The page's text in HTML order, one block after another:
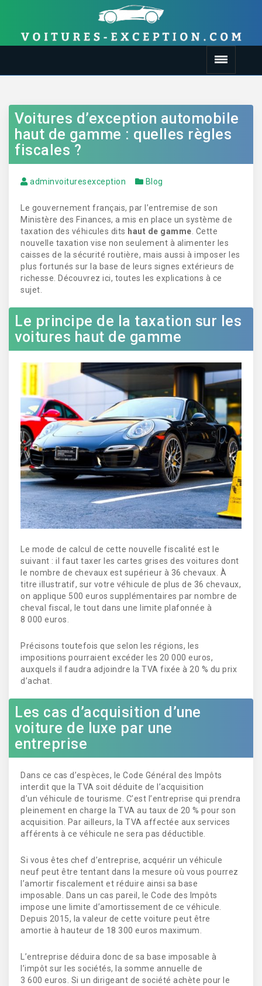
Voitures d’exception automobile
haut de gamme : quelles règles
fiscales ?
adminvoituresexception Blog
Le gouvernement français, par l’entremise de son
Ministère des Finances, a mis en place un système de
taxation des véhicules dits haut de gamme. Cette
nouvelle taxation vise non seulement à alimenter les
caisses de la sécurité routière, mais aussi à imposer les
plus fortunés sur la base de leurs signes extérieurs de
richesse. Découvrez ici, toutes les explications à ce
sujet.
Le principe de la taxation sur les
voitures haut de gamme
Le mode de calcul de cette nouvelle fiscalité est le
suivant : il faut taxer les cartes grises des voitures dont
le nombre de chevaux est supérieur à 36 chevaux. À
titre illustratif, sur votre véhicule de plus de 36 chevaux,
on applique 500 euros supplémentaires par nombre de
cheval fiscal, le tout dans une limite plafonnée à
8 000 euros.
Précisons toutefois que selon les régions, les
impositions pourraient excéder les 20 000 euros,
auxquels il faudra adjoindre la TVA fixée à 20 % du prix
d’achat.
Les cas d’acquisition d’une
voiture de luxe par une
entreprise
Dans ce cas d’espèces, le Code Général des Impôts
interdit que la TVA soit déduite de l’acquisition
d’un véhicule de tourisme. C’est l’entreprise qui prendra
pleinement en charge la TVA au taux de 20 % pour son
acquisition. Par ailleurs, la TVA affectée aux services
afférents à ce véhicule ne sera pas déductible.
Si vous êtes chef d’entreprise, acquérir un véhicule
neuf peut être tentant dans la mesure où vous pourrez
l’amortir fiscalement et réduire ainsi sa base
imposable. Dans un cas pareil, le Code des Impôts
impose une limite d’amortissement de ce véhicule.
Depuis 2015, la valeur de cette voiture peut être
amortie à hauteur de 18 300 euros maximum.
L’entreprise déduira donc de sa base imposable à
l’impôt sur les sociétés, la somme annuelle de
3 600 euros. Si un dirigeant de société achète pour le